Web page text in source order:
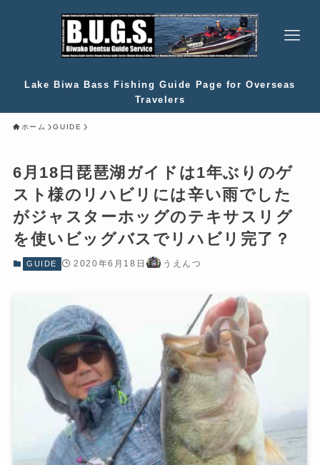
Lake Biwa Bass Fishing Guide Page for Overseas
Travelers
ホーム GUIDE
6月18日琵琶湖ガイドは1年ぶりのゲ
スト様のリハビリには辛い雨でした
がジャスターホッグのテキサスリグ
を使いビッグバスでリハビリ完了？
GUIDE 2020年6月18日 うえんつ